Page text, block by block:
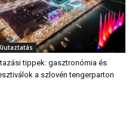
tippek: gasztronómia és
a szlovén tengerparton